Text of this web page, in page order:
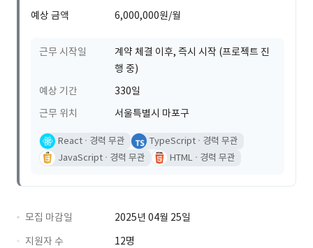
예상 금액
6,000,000원/월
근무 시작일
계약 체결 이후, 즉시 시작 (프로젝트 진
행 중)
예상 기간
330일
근무 위치
서울특별시 마포구
React 경력 무관 TypeScript
경력 무관
JavaScript
경력 무관 HTML 경력 무관
모집 마감일
2025년 04월 25일
지원자 수
12명